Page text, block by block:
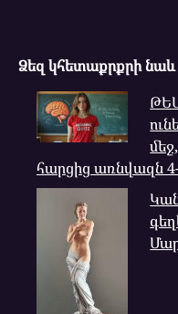
Ձեզ կհետաքրքրի նաև
հարցից առնվազն